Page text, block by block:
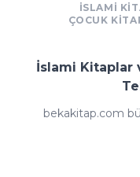
İSLAMI
ÇOCUK
İslami Kitaplar
bekakitap.com